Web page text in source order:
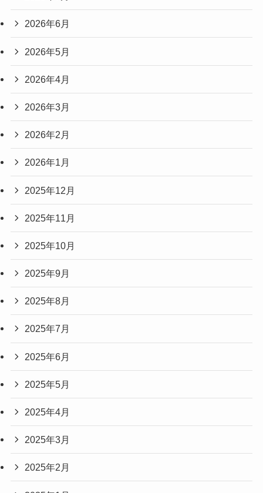
2026年6月
2026年5月
2026年4月
2026年3月
2026年2月
2026年1月
2025年12月
2025年11月
2025年10月
2025年9月
2025年8月
2025年7月
2025年6月
2025年5月
2025年4月
2025年3月
2025年2月